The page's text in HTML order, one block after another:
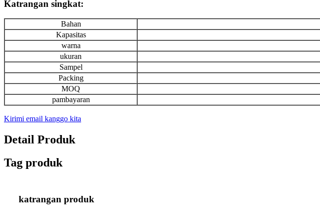
Katrangan singkat:
Bahan
Kapasitas
warna
ukuran
Sampel
Packing
MOQ
pambayaran
Kirimi email kanggo kita
Detail Produk
Tag produk
katrangan produk